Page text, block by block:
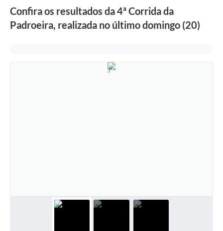
Confira os resultados da 4ª Corrida da
Padroeira, realizada no último domingo (20)